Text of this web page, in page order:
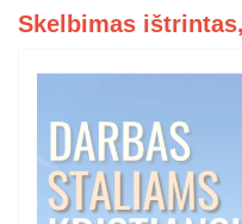
Skelbimas